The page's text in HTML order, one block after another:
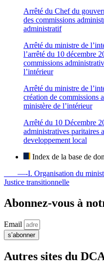
Arrêté du Chef du
des commissions
administratif
Arrêté du ministre de
l’arrêté du 10 décembre
commissions
l’intérieur
Arrêté du ministre de
création de commissions
ministère de l’intérieur
Arrêté du 10 Décembre
administratives paritaires
developpement local
Index de la base de
—-I. Organisation du
Justice transitionnelle
Abonnez-vous à
Email
s’abonner
Autres sites du